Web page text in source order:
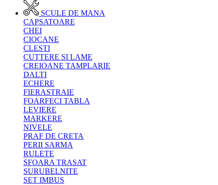
SCULE DE MANA
CAPSATOARE
CHEI
CIOCANE
CLESTI
CUTTERE SI LAME
CREIOANE TAMPLARIE
DALTI
ECHERE
FIERASTRAIE
FOARFECI TABLA
LEVIERE
MARKERE
NIVELE
PRAF DE CRETA
PERII SARMA
RULETE
SFOARA TRASAT
SURUBELNITE
SET IMBUS